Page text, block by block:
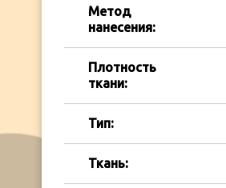
Метод
нанесения:
Плотность
ткани:
Тип:
Ткань: